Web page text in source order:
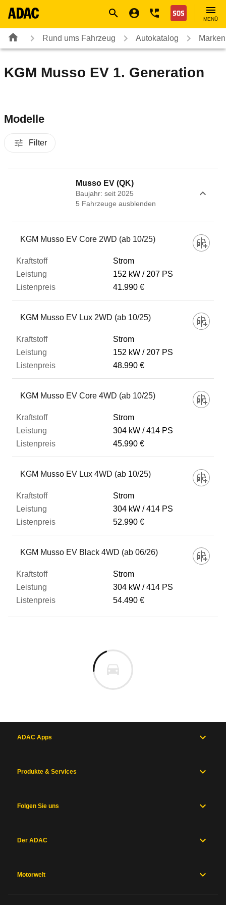
Nothilfe
MENÜ
Rund ums Fahrzeug Autokatalog
KGM Musso EV 1. Generation
Modelle
Filter
Musso EV (QK)
Baujahr: seit 2025
5 Fahrzeuge ausblenden
Fahrzeug
Kraftstoff
Leistung
Listenpreis
Zum Vergleich hinzufügen
KGM Musso EV Core 2WD (ab 10/25)
Strom
152 kW
207 PS
41.990 €
KGM Musso EV Lux 2WD (ab 10/25)
Strom
152 kW
207 PS
48.990 €
KGM Musso EV Core 4WD (ab 10/25)
Strom
304 kW
414 PS
45.990 €
KGM Musso EV Lux 4WD (ab 10/25)
Strom
304 kW
414 PS
52.990 €
KGM Musso EV Black 4WD (ab 06/26)
Strom
304 kW
414 PS
54.490 €
ADAC Apps
Produkte & Services
Folgen Sie uns
Der ADAC
Motorwelt